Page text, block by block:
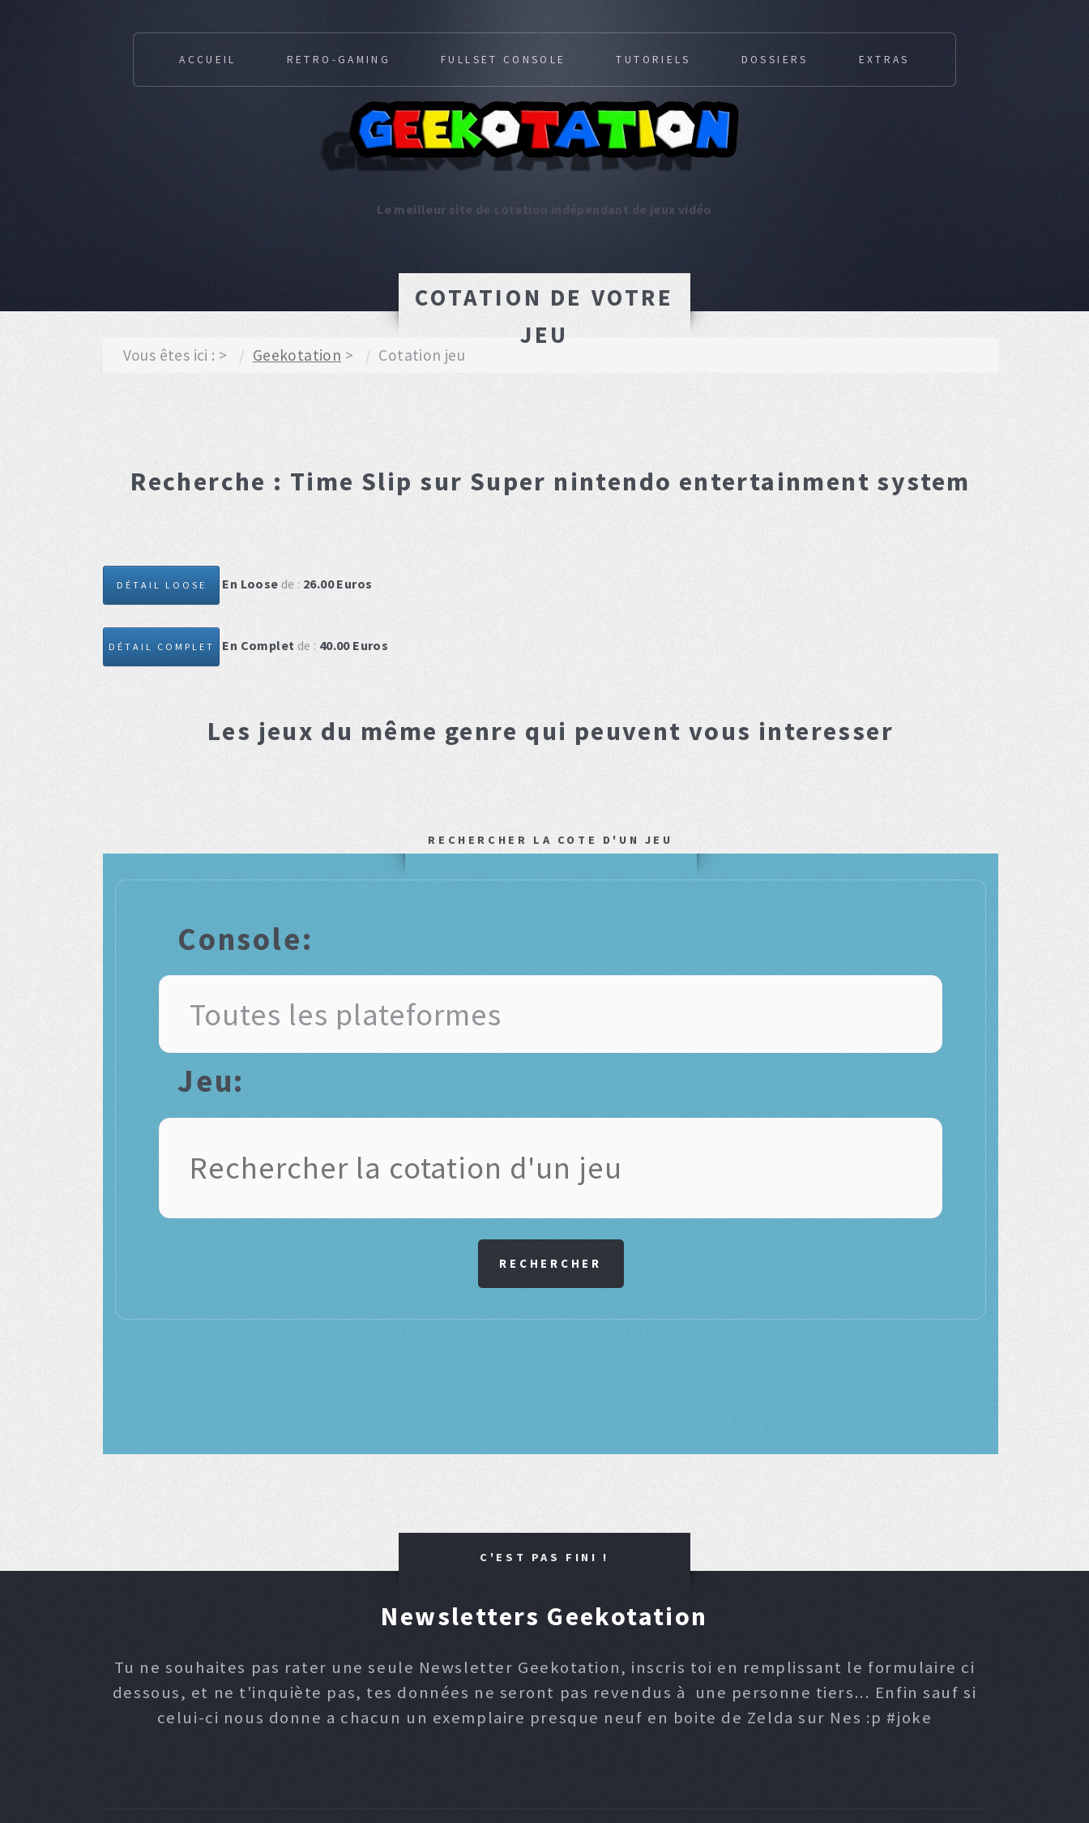
Le meilleur site de cotation indépendant de jeux vidéo
ACCUEIL RETRO-GAMING FULLSET CONSOLE TUTORIELS DOSSIERS EXTRAS
COTATION DE VOTRE
JEU
Vous êtes ici : Geekotation Cotation jeu
Recherche : Time Slip sur Super nintendo entertainment system
DÉTAIL LOOSE En Loose de : 26.00Euros
DÉTAIL COMPLET En Complet de : 40.00Euros
Les jeux du même genre qui peuvent vous interesser
RECHERCHER LA COTE D'UN JEU
Console:
Jeu:
RECHERCHER
C'EST PAS FINI !
Newsletters Geekotation
Tu ne souhaites pas rater une seule Newsletter Geekotation, inscris toi en remplissant le formulaire ci
dessous, et ne t'inquiète pas, tes données ne seront pas revendus à une personne tiers... Enfin sauf si
celui-ci nous donne a chacun un exemplaire presque neuf en boite de Zelda sur Nes :p #joke